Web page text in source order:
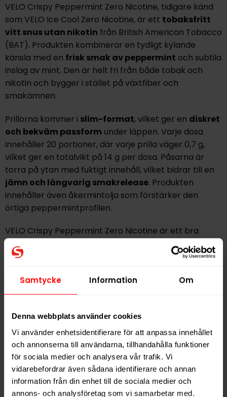
Samtycke Information Om
Denna webbplats använder cookies
Vi använder enhetsidentifierare för att anpassa innehållet
och annonserna till användarna, tillhandahålla funktioner
för sociala medier och analysera vår trafik. Vi
vidarebefordrar även sådana identifierare och annan
information från din enhet till de sociala medier och
annons- och analysföretag som vi samarbetar med.
VELO Crispy Peppermint Zero Nicotine, tidigare känd
som VELO Ice Cool Zero Nicotine, är ett tobaksfritt
vitt snusutan nikotin från British American Tobacco
(BAT). Produkten kombinerar en tydligt kylande
känsla med en frisk smak av peppermint och subtila
inslag av mint. Den är helt fri från både tobak och
nikotin och bygger i stället på växtfiber och
smakämnen.
Prillorna kommer i slim-format, vilket ger en diskret
och bekväm passform under läppen. Varje dosa
innehåller 20 portioner, där varje prilla väger 0,7 g,
vilket ger en totalvikt på 14 g per dosa. Påsarna är
torra på ytan med fuktigt innehåll, vilket bidrar till en
jämn och långvarig smakrelease. Produkten
innehåller även åkermintolja som förstärker den
örtiga peppermintprofilen.
VELO Crispy Peppermint Zero Nicotine är ett bra
alternativ för dig som vill ha ett snusliknande format
helt utan nikotin och tobak, men med en
tydlig och
bra för den som vill minska sitt nikotinintag eller
föredrar ett nikotinfritt alternativ utan att ge avkall
Ingredienser: Vatten, fyllmedel (E460),
smakförstärkare (salt), xylitol (E967), aromer,
förtjockningsmedel (E401), salmiak (E510),
surhetsreglerande medel (E500), sötningsmedel
(E950).